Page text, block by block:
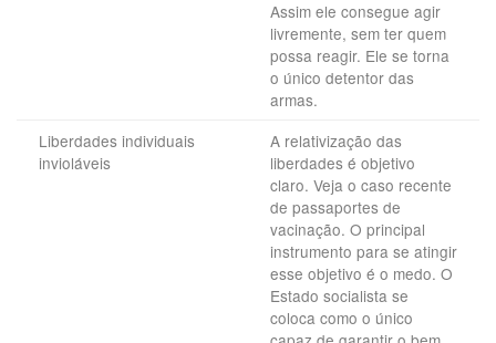
Assim ele consegue agir
livremente, sem ter quem
possa reagir. Ele se torna
o único detentor das
armas.
Liberdades individuais
invioláveis
A relativização das
liberdades é objetivo
claro. Veja o caso recente
de passaportes de
vacinação. O principal
instrumento para se atingir
esse objetivo é o medo. O
Estado socialista se
coloca como o único